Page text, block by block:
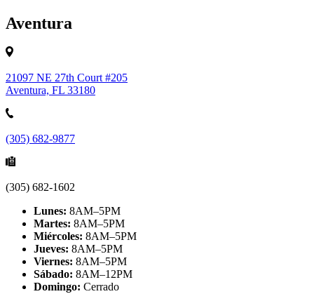
Aventura
21097 NE 27th Court #205
Aventura, FL 33180
(305) 682-9877
(305) 682-1602
Lunes: 8AM–5PM
Martes: 8AM–5PM
Miércoles: 8AM–5PM
Jueves: 8AM–5PM
Viernes: 8AM–5PM
Sábado: 8AM–12PM
Domingo: Cerrado